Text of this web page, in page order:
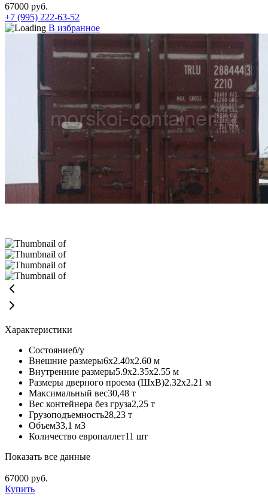
67000 руб.
+7 (995) 222-63-52
В избранное
Характеристики
Состояниеб/у
Внешние размеры6х2.40х2.60 м
Внутренние размеры5.9х2.35х2.55 м
Размеры дверного проема (ШхВ)2.32х2.21 м
Максимальный вес30,48 т
Вес контейнера без груза2,25 т
Грузоподъемность28,23 т
Объем33,1 м3
Количество европаллет11 шт
Показать все данные
67000 руб.
Купить